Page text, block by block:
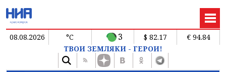
08.08.2026 °C 3 $ 82.17
€ 94.84
ТВОИ ЗЕМЛЯКИ - ГЕРОИ!